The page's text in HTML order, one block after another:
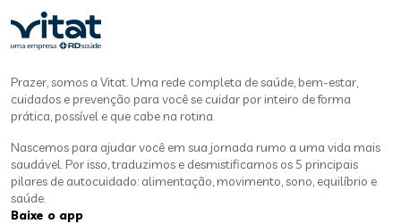
Prazer, somos a Vitat. Uma rede completa de saúde, bem-estar,
cuidados e prevenção para você se cuidar por inteiro de forma
prática, possível e que cabe na rotina.
Nascemos para ajudar você em sua jornada rumo a uma vida mais
saudável. Por isso, traduzimos e desmistificamos os 5 principais
pilares de autocuidado: alimentação, movimento, sono, equilíbrio e
saúde.
Baixe o app